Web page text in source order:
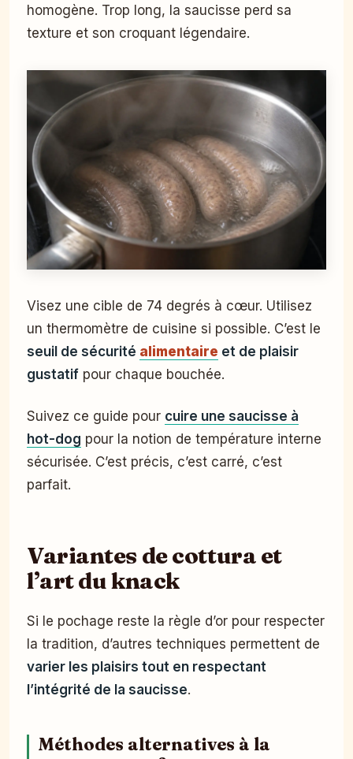
homogène. Trop long, la saucisse perd sa
texture et son croquant légendaire.
Visez une cible de 74 degrés à cœur. Utilisez
un thermomètre de cuisine si possible. C’est le
seuil de sécurité alimentaire et de plaisir
gustatif pour chaque bouchée.
Suivez ce guide pour cuire une saucisse à
hot-dog pour la notion de température interne
sécurisée. C’est précis, c’est carré, c’est
parfait.
Variantes de cottura et
l’art du knack
Si le pochage reste la règle d’or pour respecter
la tradition, d’autres techniques permettent de
varier les plaisirs tout en respectant
l’intégrité de la saucisse.
Méthodes alternatives à la